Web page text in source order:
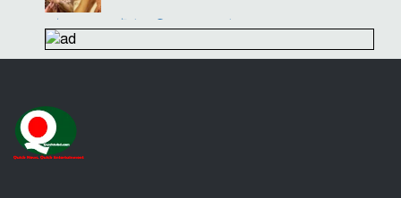
ইংল্যান্ডের টেস্ট অধিনায়ক বেন স্টোকস
পুরুষরা সকালে উঠে এই ৫ ভুল করবেন না! শরীর বিগড়ে যাবে